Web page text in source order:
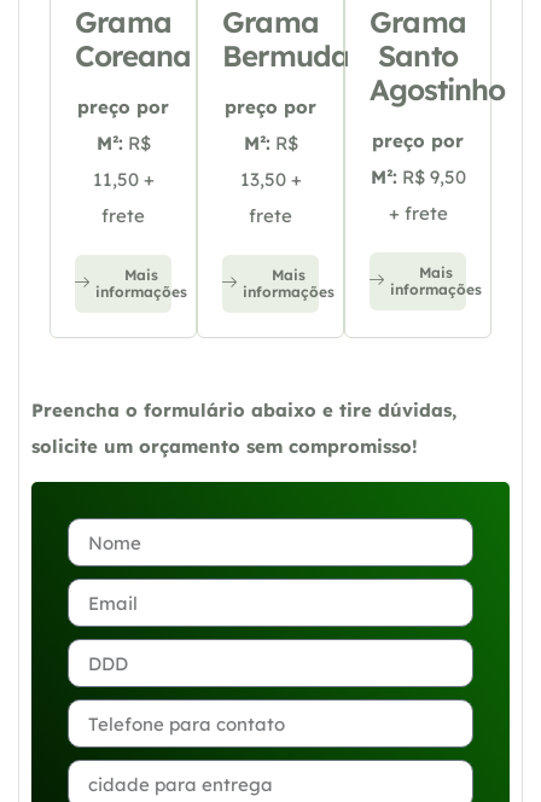
Grama
Coreana
preço por
M²: R$
11,50 +
frete
Mais
informações
Grama
Bermuda
preço por
M²: R$
13,50 +
frete
Mais
informações
Grama
Santo
Agostinho
preço por
M²: R$ 9,50
+ frete
Mais
informações
Preencha o formulário abaixo e tire dúvidas,
solicite um orçamento sem compromisso!